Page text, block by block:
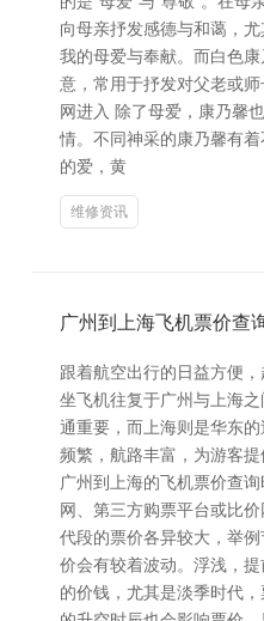
向母亲抒发感德与和蔼，
我的母爱与奉献。而白色
意，常用于抒发对父老或
网进入 除了母爱，康乃馨
情。不同神采的康乃馨有
的爱，黄
维修资讯
广州到上海飞机票价查
跟着航空出行的日益方便
坐飞机往复于广州与上海
通重要，而上海则是华东
频繁，航路丰富，为游客
广州到上海的飞机票价查
网、第三方购票平台或比
代段的票价各异较大，举
价会有较着波动。浮浅，
的价钱，尤其是淡季时代